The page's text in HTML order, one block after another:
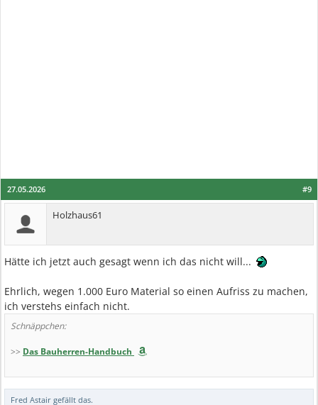
#9
27.05.2026
Holzhaus61
Hätte ich jetzt auch gesagt wenn ich das nicht will...
Ehrlich, wegen 1.000 Euro Material so einen Aufriss zu machen,
ich verstehs einfach nicht.
Schnäppchen:
>> Das Bauherren-Handbuch
Fred Astair gefällt das.